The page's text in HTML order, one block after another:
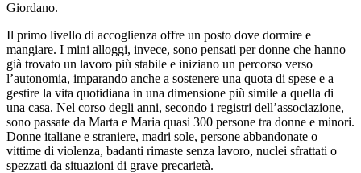
Giordano.
Il primo livello di accoglienza offre un posto dove dormire e
mangiare. I mini alloggi, invece, sono pensati per donne che hanno
già trovato un lavoro più stabile e iniziano un percorso verso
l’autonomia, imparando anche a sostenere una quota di spese e a
gestire la vita quotidiana in una dimensione più simile a quella di
una casa. Nel corso degli anni, secondo i registri dell’associazione,
sono passate da Marta e Maria quasi 300 persone tra donne e minori.
Donne italiane e straniere, madri sole, persone abbandonate o
vittime di violenza, badanti rimaste senza lavoro, nuclei sfrattati o
spezzati da situazioni di grave precarietà.